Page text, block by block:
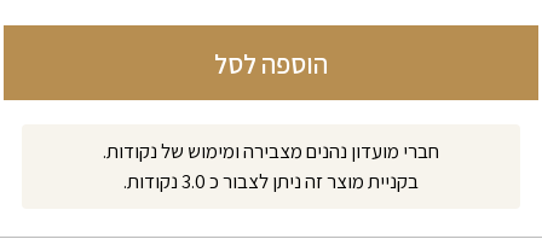
הוספה לסל
חברי מועדון נהנים מצבירה ומימוש של נקודות.
בקניית מוצר זה ניתן לצבור כ 3.0 נקודות.